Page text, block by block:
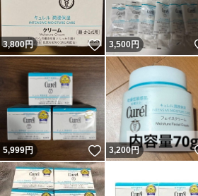
3,800円 いいね！
3,500円
5,999円 いいね！
3,200円